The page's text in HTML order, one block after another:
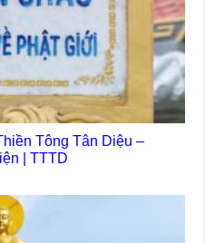
Tông Tân Diệu –
| TTTD